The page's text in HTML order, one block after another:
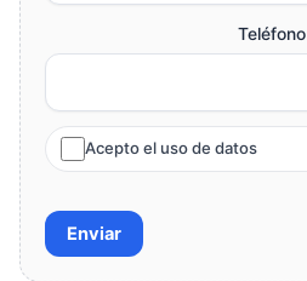
Teléfono
Acepto el uso de datos
Enviar